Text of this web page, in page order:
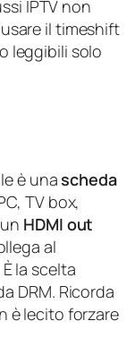
IPTV non
il timeshift
leggibili solo
è unascheda
TV box,
HDMI out
al
la scelta
DRM. Ricorda
è lecito forzare